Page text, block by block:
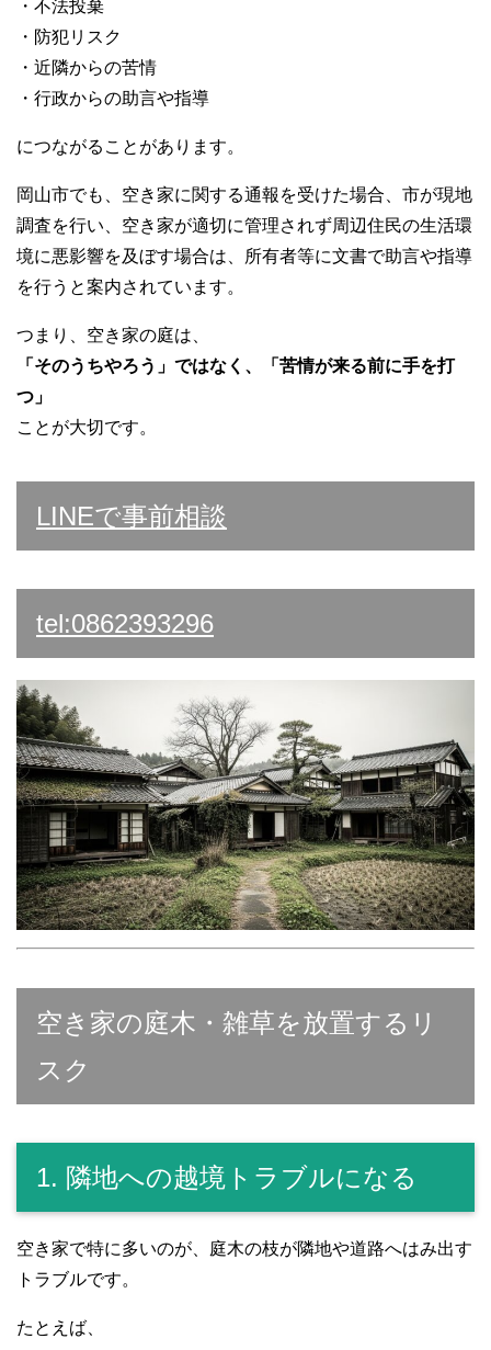
・不法投棄
・防犯リスク
・近隣からの苦情
・行政からの助言や指導
につながることがあります。
岡山市でも、空き家に関する通報を受けた場合、市が現地
調査を行い、空き家が適切に管理されず周辺住民の生活環
境に悪影響を及ぼす場合は、所有者等に文書で助言や指導
を行うと案内されています。
つまり、空き家の庭は、
「そのうちやろう」ではなく、「苦情が来る前に手を打
つ」
ことが大切です。
LINEで事前相談
tel:0862393296
空き家の庭木・雑草を放置するリ
スク
1. 隣地への越境トラブルになる
空き家で特に多いのが、庭木の枝が隣地や道路へはみ出す
トラブルです。
たとえば、